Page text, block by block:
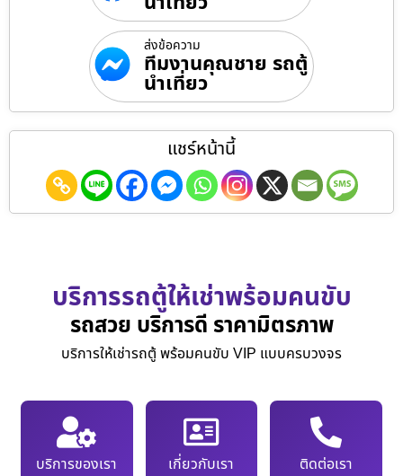
ส่งข้อความ
ทีมงานคุณชาย รถตู้
นำเที่ยว
แชร์หน้านี้
บริการรถตู้ให้เช่าพร้อมคนขับ
รถสวย บริการดี ราคามิตรภาพ
บริการให้เช่ารถตู้ พร้อมคนขับ VIP แบบครบวงจร
บริการของเรา เกี่ยวกับเรา ติดต่อเรา